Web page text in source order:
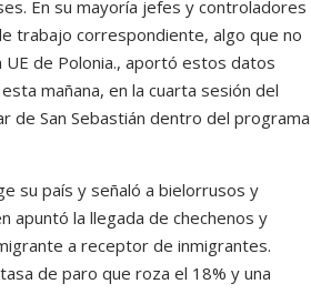
En su mayoría jefes y controladores
trabajo correspondiente, algo que no
de Polonia., aportó estos datos
mañana, en la cuarta sesión del
de San Sebastián dentro del programa
su país y señaló a bielorrusos y
apuntó la llegada de chechenos y
a receptor de inmigrantes.
de paro que roza el 18% y una